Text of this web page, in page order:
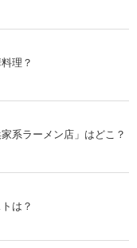
理？
系ラーメン店」はどこ？
は？